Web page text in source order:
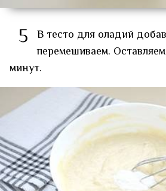
5 В тесто для оладий
перемешиваем.
минут.